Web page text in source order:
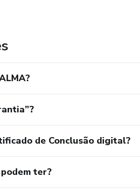
de Conclusão digital?
ter?